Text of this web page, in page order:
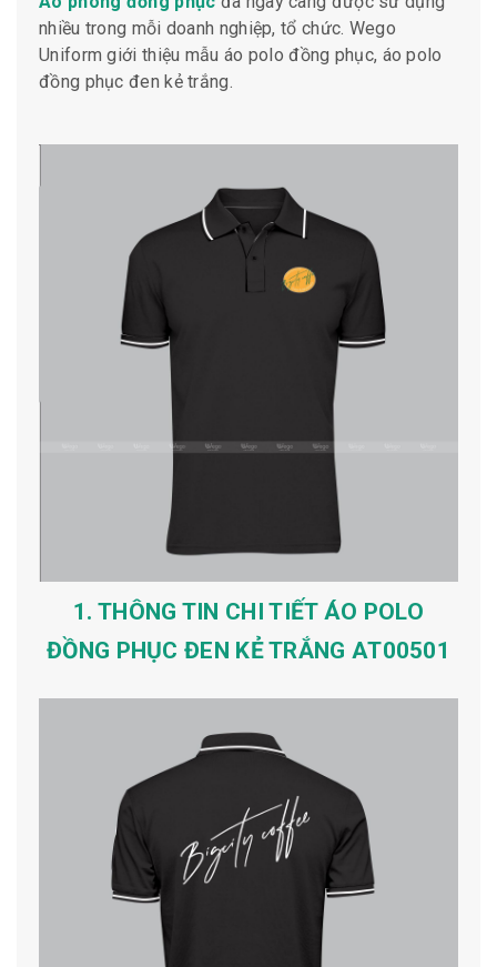
nhiều trong mỗi doanh nghiệp, tổ chức. Wego
Uniform giới thiệu mẫu áo polo đồng phục, áo polo
đồng phục đen kẻ trắng.
1. THÔNG TIN CHI TIẾT ÁO POLO
ĐỒNG PHỤC ĐEN KẺ TRẮNG AT00501